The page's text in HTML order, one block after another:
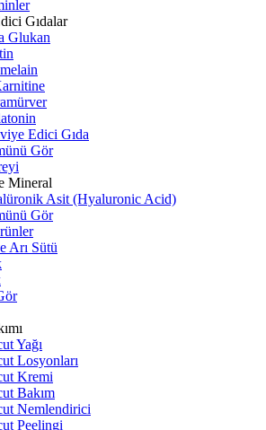
Gıdalar
Glukan
Edici Gıda
Gör
Mineral
Asit (Hyaluronic Acid)
Gör
Arı Sütü
Yağı
Losyonları
Kremi
Bakım
Nemlendirici
Peelingi